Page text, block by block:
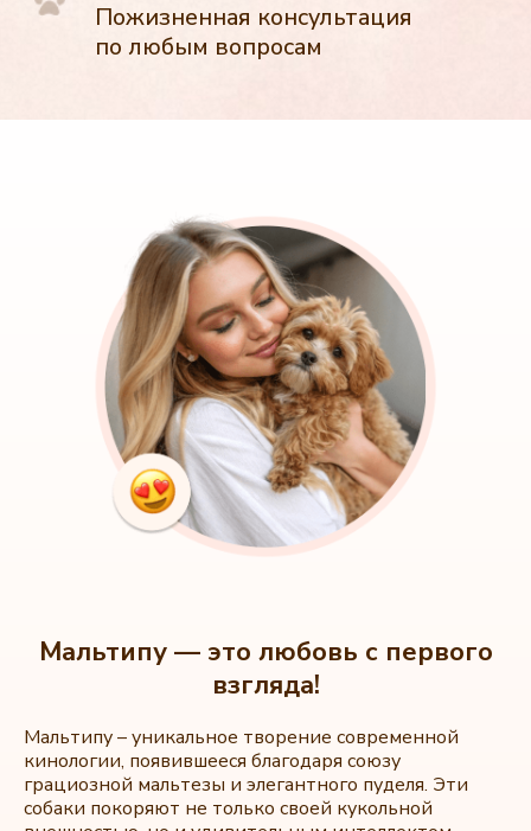
Мальтипу — это любовь с первого
взгляда!
Мальтипу – уникальное творение современной
кинологии, появившееся благодаря союзу
грациозной мальтезы и элегантного пуделя. Эти
собаки покоряют не только своей кукольной